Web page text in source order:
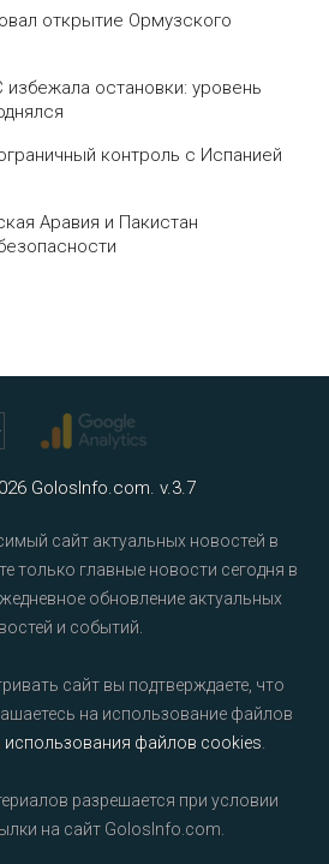
открытие Ормузского
остановки: уровень
контроль с Испанией
Аравия и Пакистан
GolosInfo.com. v.3.7
сайт актуальных новостей в
только главные новости сегодня в
обновление актуальных
и событий.
сайт вы подтверждаете, что
на использование файлов
использования файлов cookies
разрешается при условии
на сайт GolosInfo.com.